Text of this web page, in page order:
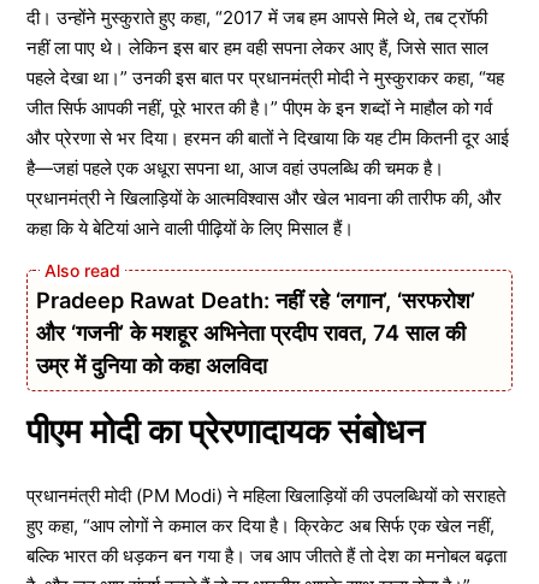
दी। उन्होंने मुस्कुराते हुए कहा, “2017 में जब हम आपसे मिले थे, तब ट्रॉफी
नहीं ला पाए थे। लेकिन इस बार हम वही सपना लेकर आए हैं, जिसे सात साल
पहले देखा था।” उनकी इस बात पर प्रधानमंत्री मोदी ने मुस्कुराकर कहा, “यह
जीत सिर्फ आपकी नहीं, पूरे भारत की है।” पीएम के इन शब्दों ने माहौल को गर्व
और प्रेरणा से भर दिया। हरमन की बातों ने दिखाया कि यह टीम कितनी दूर आई
है—जहां पहले एक अधूरा सपना था, आज वहां उपलब्धि की चमक है।
प्रधानमंत्री ने खिलाड़ियों के आत्मविश्वास और खेल भावना की तारीफ की, और
कहा कि ये बेटियां आने वाली पीढ़ियों के लिए मिसाल हैं।
Pradeep Rawat Death: नहीं रहे ‘लगान’, ‘सरफरोश’
और ‘गजनी’ के मशहूर अभिनेता प्रदीप रावत, 74 साल की
उम्र में दुनिया को कहा अलविदा
पीएम मोदी का प्रेरणादायक संबोधन
प्रधानमंत्री मोदी (PM Modi) ने महिला खिलाड़ियों की उपलब्धियों को सराहते
हुए कहा, “आप लोगों ने कमाल कर दिया है। क्रिकेट अब सिर्फ एक खेल नहीं,
बल्कि भारत की धड़कन बन गया है। जब आप जीतते हैं तो देश का मनोबल बढ़ता